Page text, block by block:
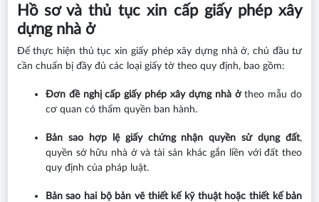
Hồ sơ và thủ tục xin cấp giấy phép xây
dựng nhà ở
Để thực hiện thủ tục xin giấy phép xây dựng nhà ở, chủ đầu tư
cần chuẩn bị đầy đủ các loại giấy tờ theo quy định, bao gồm:
Đơn đề nghị cấp giấy phép xây dựng nhà ởtheo mẫu do
cơ quan có thẩm quyền ban hành.
Bản sao hợp lệ giấy chứng nhận quyền sử dụng đất,
quyền sở hữu nhà ở và tài sản khác gắn liền với đất theo
quy định của pháp luật.
Bản sao hai bộ bản vẽ thiết kế kỹ thuật hoặc thiết kế bản